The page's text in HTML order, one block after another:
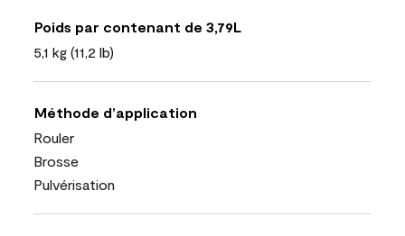
Poids par contenant de 3,79L
5,1 kg (11,2 lb)
Méthode d’application
Rouler
Brosse
Pulvérisation